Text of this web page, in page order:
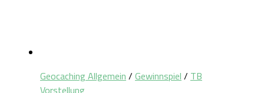
Geocaching Allgemein / Gewinnspiel / TB
Vorstellung